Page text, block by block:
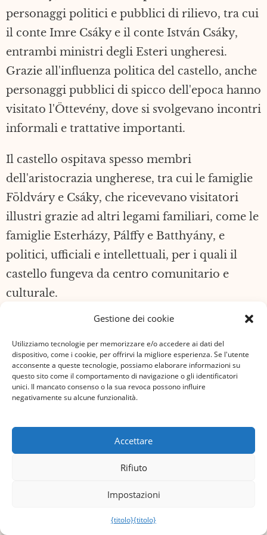
Gestione dei cookie
Utilizziamo tecnologie per memorizzare e/o accedere ai dati del
dispositivo, come i cookie, per offrirvi la migliore esperienza. Se l'utente
acconsente a queste tecnologie, possiamo elaborare informazioni su
questo sito come il comportamento di navigazione o gli identificatori
unici. Il mancato consenso o la sua revoca possono influire
negativamente su alcune funzionalità.
Accettare
Rifiuto
Impostazioni
{titolo}{titolo}
personaggi politici e pubblici di rilievo, tra cui
il conte Imre Csáky e il conte István Csáky,
entrambi ministri degli Esteri ungheresi.
Grazie all'influenza politica del castello, anche
personaggi pubblici di spicco dell'epoca hanno
visitato l'Öttevény, dove si svolgevano incontri
informali e trattative importanti.
Il castello ospitava spesso membri
dell'aristocrazia ungherese, tra cui le famiglie
Földváry e Csáky, che ricevevano visitatori
illustri grazie ad altri legami familiari, come le
famiglie Esterházy, Pálffy e Batthyány, e
politici, ufficiali e intellettuali, per i quali il
castello fungeva da centro comunitario e
culturale.
Anche il conte Andor Csáky, nipote del figlio
di Valéria e ministro della Difesa Károly Csáky,
era proprietario del castello tra le due guerre
mondiali. Andor Csáky era un noto artista
dilettante che girava film e scattava fotografie
tenuta. All'epoca, il castello fungeva anche da
centro artistico per attori dilettanti e
contatto con i circoli cinematografici tedeschi
e francesi. Nei primi anni, Andor studiò anche